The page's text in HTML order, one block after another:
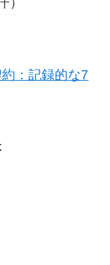
：記録的な7